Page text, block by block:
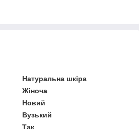
Натуральна шкіра
Жіноча
Новий
Вузький
Так